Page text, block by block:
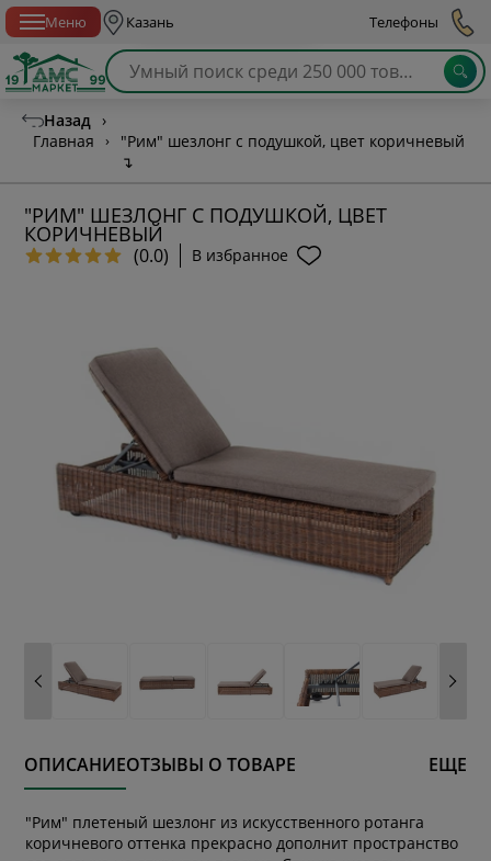
Меню Казань Телефоны
Назад ›
Главная
›
"Рим" шезлонг с подушкой, цвет коричневый
↴
"РИМ" ШЕЗЛОНГ С ПОДУШКОЙ, ЦВЕТ
КОРИЧНЕВЫЙ
(0.0) В избранное
ОПИСАНИЕОТЗЫВЫ О ТОВАРЕ ЕЩЕ
"Рим" плетеный шезлонг из искусственного ротанга
коричневого оттенка прекрасно дополнит пространство